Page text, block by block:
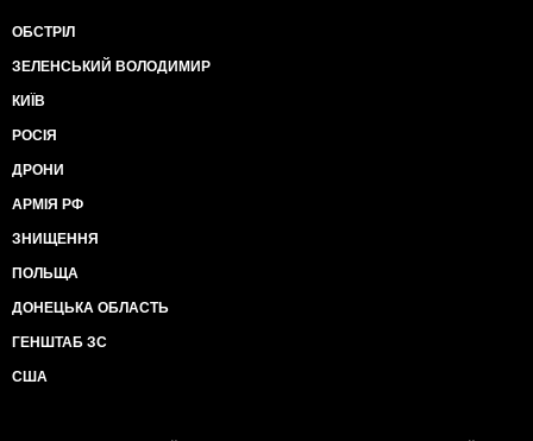
ОБСТРІЛ
ЗЕЛЕНСЬКИЙ ВОЛОДИМИР
КИЇВ
РОСІЯ
ДРОНИ
АРМІЯ РФ
ЗНИЩЕННЯ
ПОЛЬЩА
ДОНЕЦЬКА ОБЛАСТЬ
ГЕНШТАБ ЗС
США